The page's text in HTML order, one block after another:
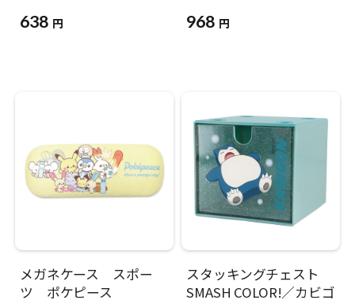
638 円 968 円
メガネケース スポー
ツ ポケピース
スタッキングチェスト
SMASH COLOR!／カビゴ